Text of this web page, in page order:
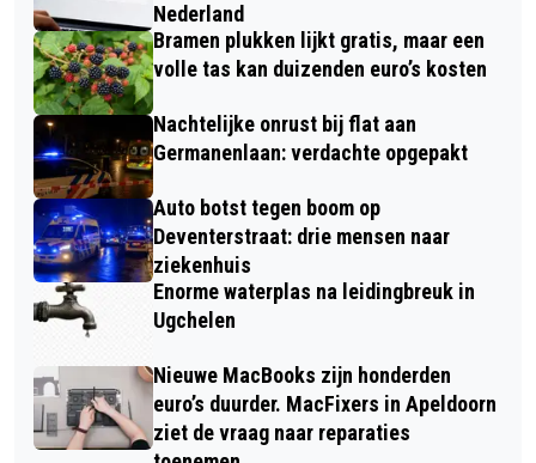
Nederland
Bramen plukken lijkt gratis, maar een
volle tas kan duizenden euro’s kosten
Nachtelijke onrust bij flat aan
Germanenlaan: verdachte opgepakt
Auto botst tegen boom op
Deventerstraat: drie mensen naar
ziekenhuis
Enorme waterplas na leidingbreuk in
Ugchelen
Nieuwe MacBooks zijn honderden
euro’s duurder. MacFixers in Apeldoorn
ziet de vraag naar reparaties